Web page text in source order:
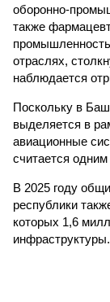
оборонно-
также
отраслях,
наблюдается
Поскольку в
выделяется в
авиационные
считается
В 2025 году
республики
которых 1,6
инфраструктуры.